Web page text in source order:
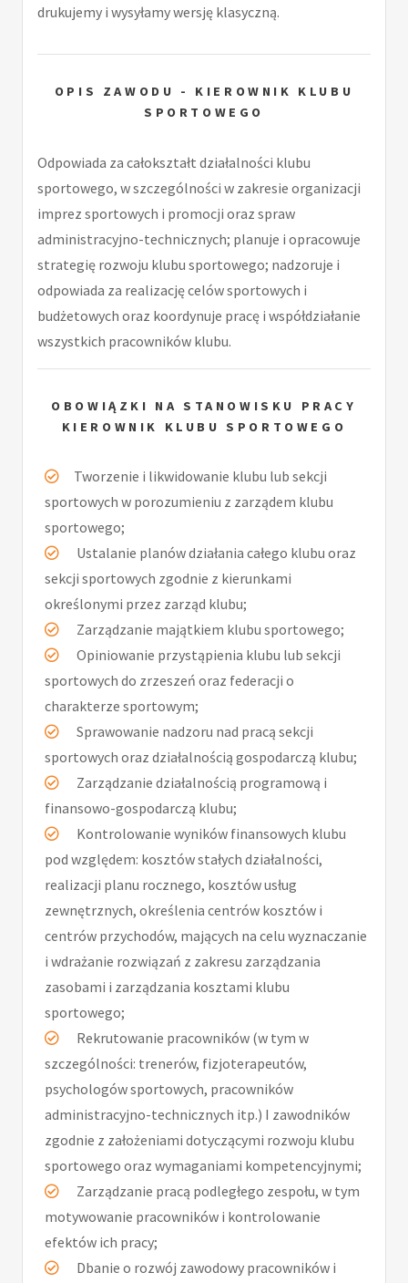
drukujemy i wysyłamy wersję klasyczną.
OPIS ZAWODU - KIEROWNIK KLUBU
SPORTOWEGO
Odpowiada za całokształt działalności klubu
sportowego, w szczególności w zakresie organizacji
imprez sportowych i promocji oraz spraw
administracyjno-technicznych; planuje i opracowuje
strategię rozwoju klubu sportowego; nadzoruje i
odpowiada za realizację celów sportowych i
budżetowych oraz koordynuje pracę i współdziałanie
wszystkich pracowników klubu.
OBOWIĄZKI NA STANOWISKU PRACY
KIEROWNIK KLUBU SPORTOWEGO
Tworzenie i likwidowanie klubu lub sekcji
sportowych w porozumieniu z zarządem klubu
sportowego;
Ustalanie planów działania całego klubu oraz
sekcji sportowych zgodnie z kierunkami
określonymi przez zarząd klubu;
Zarządzanie majątkiem klubu sportowego;
Opiniowanie przystąpienia klubu lub sekcji
sportowych do zrzeszeń oraz federacji o
charakterze sportowym;
Sprawowanie nadzoru nad pracą sekcji
sportowych oraz działalnością gospodarczą klubu;
Zarządzanie działalnością programową i
finansowo-gospodarczą klubu;
Kontrolowanie wyników finansowych klubu
pod względem: kosztów stałych działalności,
realizacji planu rocznego, kosztów usług
zewnętrznych, określenia centrów kosztów i
centrów przychodów, mających na celu wyznaczanie
i wdrażanie rozwiązań z zakresu zarządzania
zasobami i zarządzania kosztami klubu
sportowego;
Rekrutowanie pracowników (w tym w
szczególności: trenerów, fizjoterapeutów,
psychologów sportowych, pracowników
administracyjno-technicznych itp.) I zawodników
zgodnie z założeniami dotyczącymi rozwoju klubu
sportowego oraz wymaganiami kompetencyjnymi;
Zarządzanie pracą podległego zespołu, w tym
motywowanie pracowników i kontrolowanie
efektów ich pracy;
Dbanie o rozwój zawodowy pracowników i